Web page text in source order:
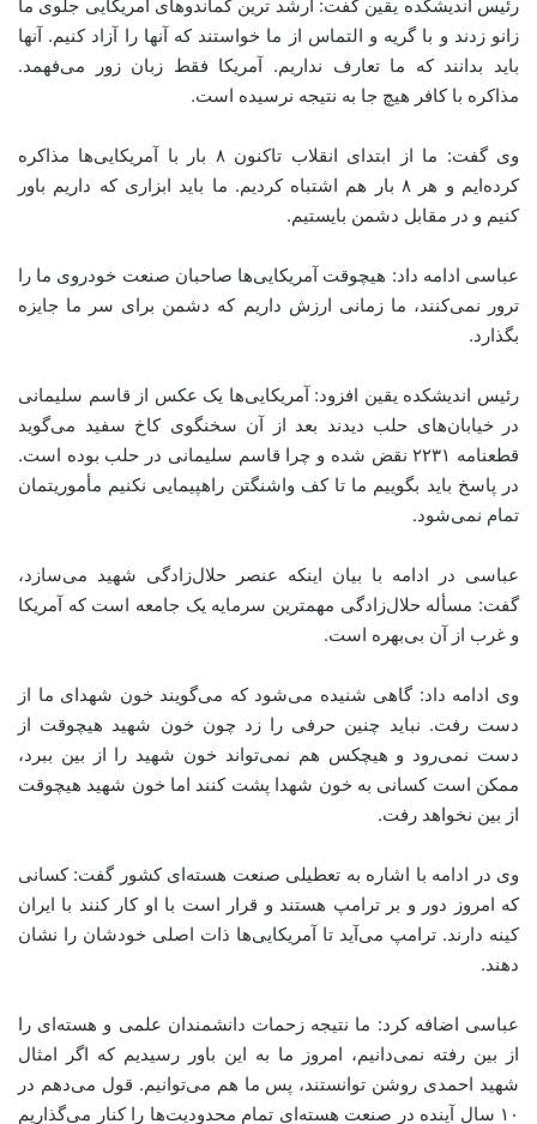
رئیس اندیشکده یقین گفت: ارشد ترین کماندوهای آمریکایی جلوی ما
زانو زدند و با گریه و التماس از ما خواستند که آنها را آزاد کنیم. آنها
باید بدانند که ما تعارف نداریم. آمریکا فقط زبان زور می‌فهمد.
مذاکره با کافر هیچ جا به نتیجه نرسیده است.
وی گفت: ما از ابتدای انقلاب تاکنون ۸ بار با آمریکایی‌ها مذاکره
کرده‌ایم و هر ۸ بار هم اشتباه کردیم. ما باید ابزاری که داریم باور
کنیم و در مقابل دشمن بایستیم.
عباسی ادامه داد: هیچوقت آمریکایی‌ها صاحبان صنعت خودروی ما را
ترور نمی‌کنند، ما زمانی ارزش داریم که دشمن برای سر ما جایزه
بگذارد.
رئیس اندیشکده یقین افزود: آمریکایی‌ها یک عکس از قاسم سلیمانی
در خیابان‌های حلب دیدند بعد از آن سخنگوی کاخ سفید می‌گوید
قطعنامه ۲۲۳۱ نقض شده و چرا قاسم سلیمانی در حلب بوده است.
در پاسخ باید بگوییم ما تا کف واشنگتن راهپیمایی نکنیم مأموریتمان
تمام نمی‌شود.
عباسی در ادامه با بیان اینکه عنصر حلال‌زادگی شهید می‌سازد،
گفت: مسأله حلال‌زادگی مهمترین سرمایه یک جامعه است که آمریکا
و غرب از آن بی‌بهره است.
وی ادامه داد: گاهی شنیده می‌شود که می‌گویند خون شهدای ما از
دست رفت. نباید چنین حرفی را زد چون خون شهید هیچوقت از
دست نمی‌رود و هیچکس هم نمی‌تواند خون شهید را از بین ببرد،
ممکن است کسانی به خون شهدا پشت کنند اما خون شهید هیچوقت
از بین نخواهد رفت.
وی در ادامه با اشاره به تعطیلی صنعت هسته‌ای کشور گفت: کسانی
که امروز دور و بر ترامپ هستند و قرار است با او کار کنند با ایران
کینه دارند. ترامپ می‌آید تا آمریکایی‌ها ذات اصلی خودشان را نشان
دهند.
عباسی اضافه کرد: ما نتیجه زحمات دانشمندان علمی و هسته‌ای را
از بین رفته نمی‌دانیم، امروز ما به این باور رسیدیم که اگر امثال
شهید احمدی روشن توانستند، پس ما هم می‌توانیم. قول می‌دهم در
۱۰ سال آینده در صنعت هسته‌ای تمام محدودیت‌ها را کنار می‌گذاریم